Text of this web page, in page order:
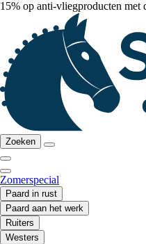
15% op anti-vliegproducten met
Zoeken
Zomerspecial
Paard in rust
Paard aan het werk
Ruiters
Westers